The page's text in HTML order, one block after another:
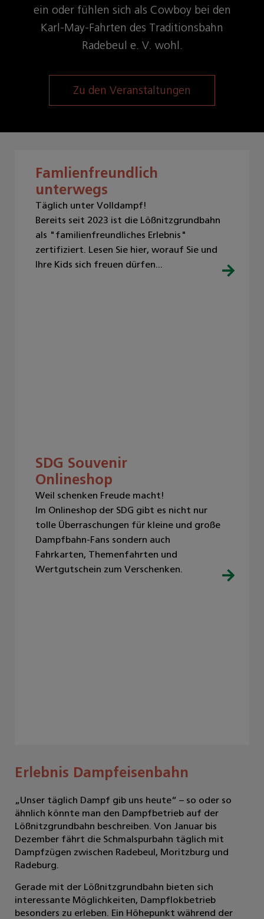
ein oder fühlen sich als Cowboy bei den
Karl-May-Fahrten des Traditionsbahn
Radebeul e. V. wohl.
Zu den Veranstaltungen
Famlienfreundlich
unterwegs
Täglich unter Volldampf!
Bereits seit 2023 ist die Lößnitzgrundbahn
als "familienfreundliches Erlebnis"
zertifiziert. Lesen Sie hier, worauf Sie und
Ihre Kids sich freuen dürfen...
SDG Souvenir
Onlineshop
Weil schenken Freude macht!
Im Onlineshop der SDG gibt es nicht nur
tolle Überraschungen für kleine und große
Dampfbahn-Fans sondern auch
Fahrkarten, Themenfahrten und
Wertgutschein zum Verschenken.
Erlebnis Dampfeisenbahn
„Unser täglich Dampf gib uns heute“ – so oder so
ähnlich könnte man den Dampfbetrieb auf der
Lößnitzgrundbahn beschreiben. Von Januar bis
Dezember fährt die Schmalspurbahn täglich mit
Dampfzügen zwischen Radebeul, Moritzburg und
Radeburg.
Gerade mit der Lößnitzgrundbahn bieten sich
interessante Möglichkeiten, Dampflokbetrieb
besonders zu erleben. Ein Höhepunkt während der